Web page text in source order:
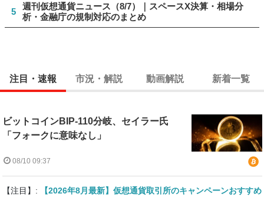
5
週刊仮想通貨ニュース（8/7）｜スペースX決算・相場分
析・金融庁の規制対応のまとめ
注目・速報 市況・解説 動画解説 新着一覧
ビットコインBIP-110分岐、セイラー氏
「フォークに意味なし」
08/10 09:37
【注目】:
【2026年8月最新】仮想通貨取引所のキャンペーンおすすめ